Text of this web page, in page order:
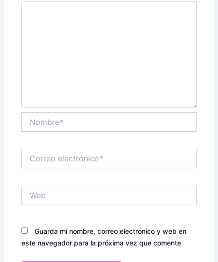
electrónico*
Guarda mi nombre, correo electrónico y web en
este navegador para la próxima vez que comente.